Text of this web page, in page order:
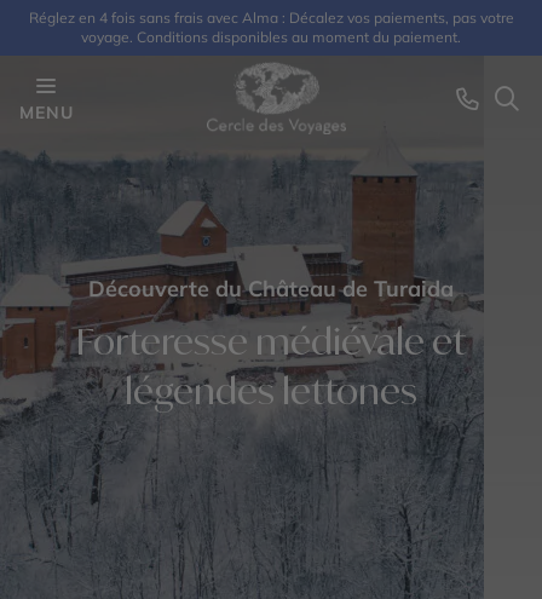
Réglez en 4 fois sans frais avec Alma : Décalez vos paiements, pas votre
voyage. Conditions disponibles au moment du paiement.
MENU
Découverte du Château de Turaida
Forteresse médiévale et
légendes lettones